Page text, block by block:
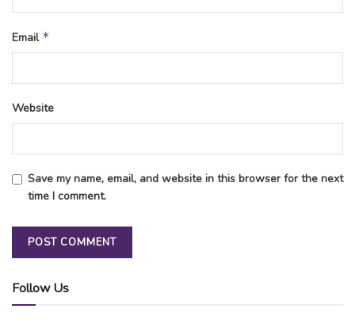
Email *
Website
Save my name, email, and website in this browser for the next
time I comment.
Follow Us